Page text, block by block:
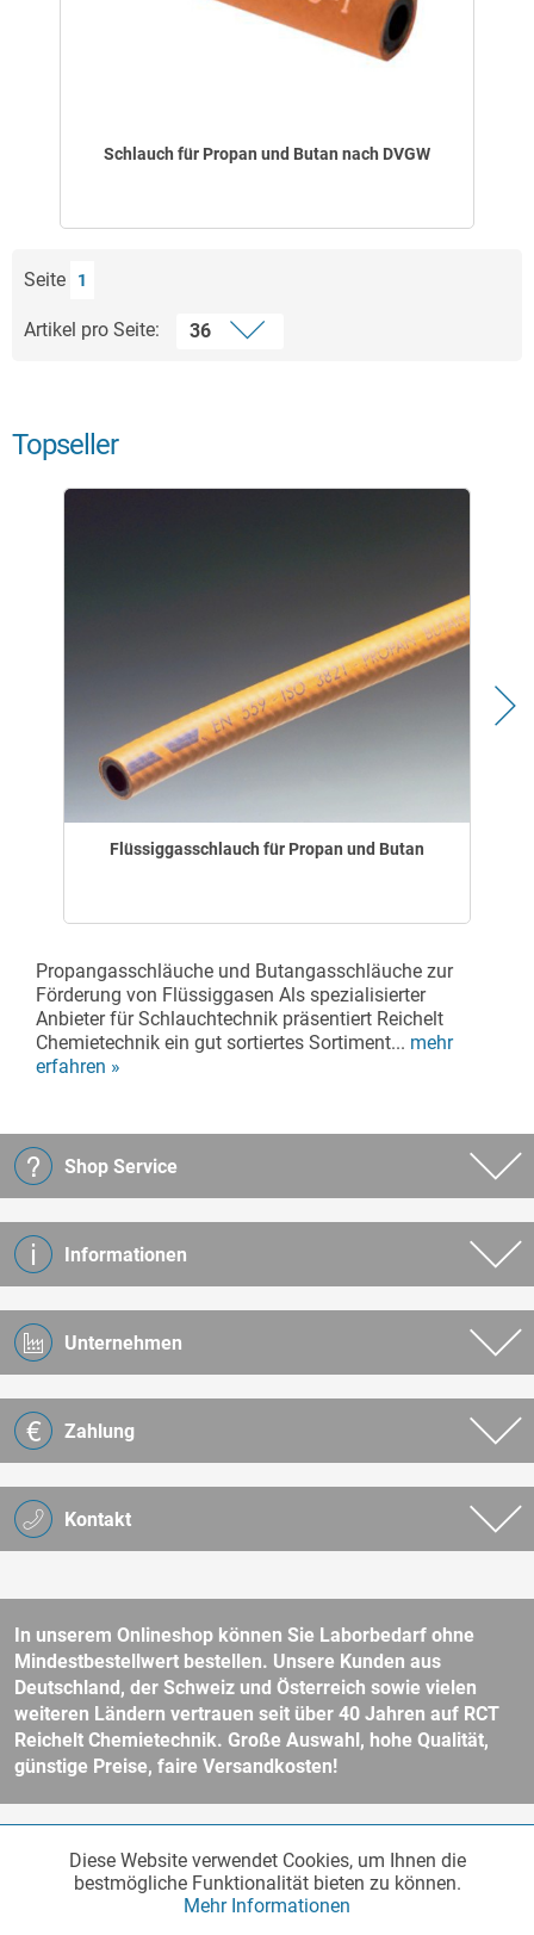
Schlauch für Propan und Butan nach DVGW
Seite 1
Artikel pro Seite:
Topseller
Flüssiggasschlauch für Propan und Butan
Propangasschläuche und Butangasschläuche zur
Förderung von Flüssiggasen Als spezialisierter
Anbieter für Schlauchtechnik präsentiert Reichelt
Chemietechnik ein gut sortiertes Sortiment... mehr
erfahren »
Kontakt
Shop Service
Informationen
Unternehmen
Zahlung
In unserem Onlineshop können Sie Laborbedarf ohne
Mindestbestellwert bestellen. Unsere Kunden aus
Deutschland, der Schweiz und Österreich sowie vielen
weiteren Ländern vertrauen seit über 40 Jahren auf RCT
Reichelt Chemietechnik. Große Auswahl, hohe Qualität,
günstige Preise, faire Versandkosten!
und ggf. Nachnahmegebühren, wenn nicht anders beschrieben.
Unser Webshop richtet sich an Unternehmer, öffentliche Institute und
andere gewerbliche Kunden im Sinne des § 14 BGB. Kein Verkauf an
Funktionale Aktiv
Diese Website verwendet Cookies, um Ihnen die
bestmögliche Funktionalität bieten zu können.
Mehr Informationen